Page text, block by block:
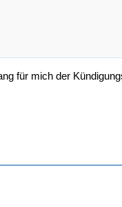
für mich der